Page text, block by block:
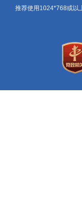
推荐使用1024*768或以